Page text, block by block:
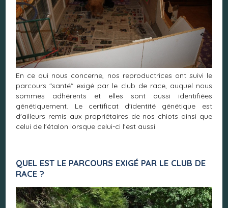
En ce qui nous concerne, nos reproductrices ont suivi le
parcours "santé" exigé par le club de race, auquel nous
sommes adhérents et elles sont aussi identifiées
génétiquement. Le certificat d'identité génétique est
d'ailleurs remis aux propriétaires de nos chiots ainsi que
celui de l'étalon lorsque celui-ci l'est aussi.
QUEL EST LE PARCOURS EXIGÉ PAR LE CLUB DE
RACE ?